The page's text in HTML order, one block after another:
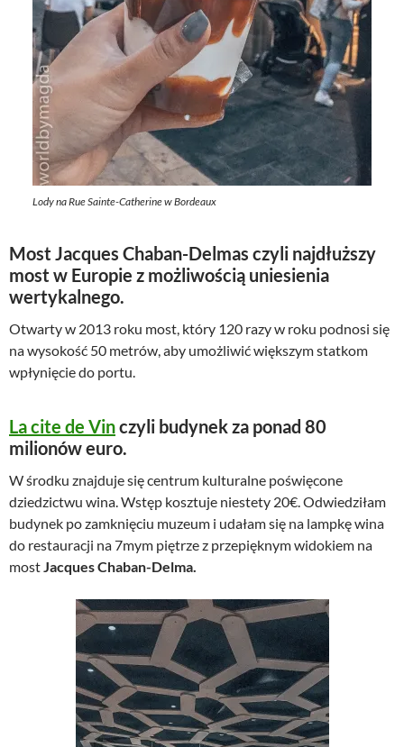
Lody na Rue Sainte-Catherine w Bordeaux
Most Jacques Chaban-Delmas czyli najdłuższy
most w Europie z możliwością uniesienia
wertykalnego.
Otwarty w 2013 roku most, który 120 razy w roku podnosi się
na wysokość 50 metrów, aby umożliwić większym statkom
wpłynięcie do portu.
La cite de Vinczyli budynek za ponad 80
milionów euro.
W środku znajduje się centrum kulturalne poświęcone
dziedzictwu wina. Wstęp kosztuje niestety 20€. Odwiedziłam
budynek po zamknięciu muzeum i udałam się na lampkę wina
do restauracji na 7mym piętrze z przepięknym widokiem na
most Jacques Chaban-Delma.